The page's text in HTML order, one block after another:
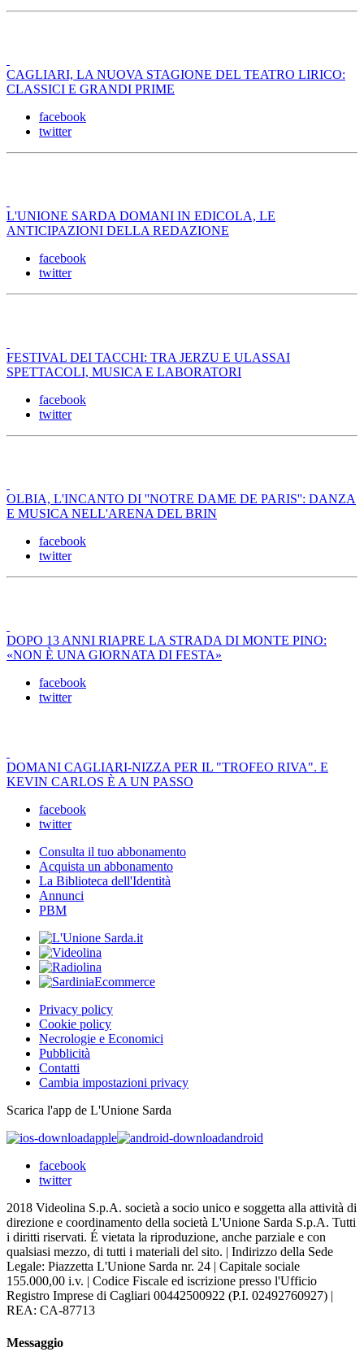
CAGLIARI, LA NUOVA STAGIONE DEL TEATRO LIRICO:
CLASSICI E GRANDI PRIME
facebook
twitter
L'UNIONE SARDA DOMANI IN EDICOLA, LE
ANTICIPAZIONI DELLA REDAZIONE
facebook
twitter
FESTIVAL DEI TACCHI: TRA JERZU E ULASSAI
SPETTACOLI, MUSICA E LABORATORI
facebook
twitter
OLBIA, L'INCANTO DI ''NOTRE DAME DE PARIS'': DANZA
E MUSICA NELL'ARENA DEL BRIN
facebook
twitter
DOPO 13 ANNI RIAPRE LA STRADA DI MONTE PINO:
«NON È UNA GIORNATA DI FESTA»
facebook
twitter
DOMANI CAGLIARI-NIZZA PER IL "TROFEO RIVA". E
KEVIN CARLOS È A UN PASSO
facebook
twitter
Consulta il tuo abbonamento
Acquista un abbonamento
La Biblioteca dell'Identità
Annunci
PBM
Privacy policy
Cookie policy
Necrologie e Economici
Pubblicità
Contatti
Cambia impostazioni privacy
Scarica l'app de L'Unione Sarda
apple
android
facebook
twitter
2018 Videolina S.p.A. società a socio unico e soggetta alla attività di
direzione e coordinamento della società L'Unione Sarda S.p.A. Tutti
i diritti riservati. É vietata la riproduzione, anche parziale e con
qualsiasi mezzo, di tutti i materiali del sito. | Indirizzo della Sede
Legale: Piazzetta L'Unione Sarda nr. 24 | Capitale sociale
155.000,00 i.v. | Codice Fiscale ed iscrizione presso l'Ufficio
Registro Imprese di Cagliari 00442500922 (P.I. 02492760927) |
REA: CA-87713
Messaggio